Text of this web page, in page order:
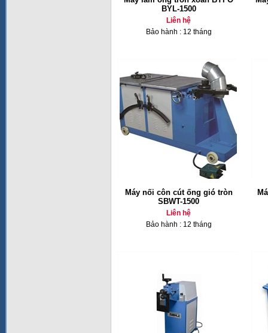
BYL-1500
Liên hệ
Bảo hành : 12 tháng
Máy nối côn cút ống gió tròn
SBWT-1500
Liên hệ
Bảo hành : 12 tháng